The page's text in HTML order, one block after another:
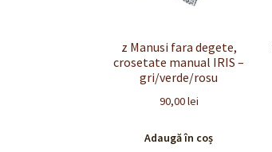
z Manusi fara degete,
crosetate manual IRIS –
gri/verde/rosu
90,00lei
Adaugă în coș